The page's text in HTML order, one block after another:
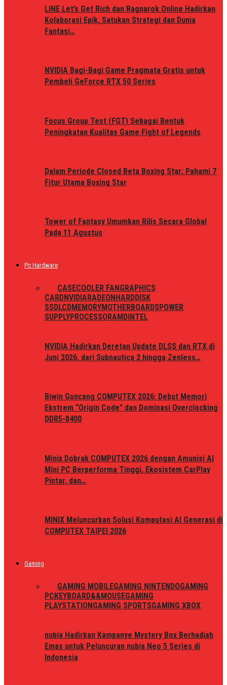
LINE Let’s Get Rich dan Ragnarok Online Hadirkan
Kolaborasi Epik, Satukan Strategi dan Dunia
Fantasi…
NVIDIA Bagi-Bagi Game Pragmata Gratis untuk
Pembeli GeForce RTX 50 Series
Focus Group Test (FGT) Sebagai Bentuk
Peningkatan Kualitas Game Fight of Legends
Dalam Periode Closed Beta Boxing Star: Pahami 7
Fitur Utama Boxing Star
Tower of Fantasy Umumkan Rilis Secara Global
Pada 11 Agustus
Pc Hardware
CASECOOLER FAN GRAPHICS
CARDNVIDIARADEON HARDDISK
SSDLCDMEMORYMOTHERBOARDSPOWER
SUPPLYPROCESSORAMD INTEL
NVIDIA Hadirkan Deretan Update DLSS dan RTX di
Juni 2026, dari Subnautica 2 hingga Zenless…
Biwin Guncang COMPUTEX 2026: Debut Memori
Ekstrem “Origin Code” dan Dominasi Overclocking
DDR5-8400
Minix Dobrak COMPUTEX 2026 dengan Amunisi AI
Mini PC Berperforma Tinggi, Ekosistem CarPlay
Pintar, dan…
MINIX Meluncurkan Solusi Komputasi AI Generasi di
COMPUTEX TAIPEI 2026
Gaming
GAMING MOBILEGAMING NINTENDOGAMING
PCKEYBOARD&&MOUSEGAMING
PLAYSTATIONGAMING SPORTSGAMING XBOX
nubia Hadirkan Kampanye Mystery Box Berhadiah
Emas untuk Peluncuran nubia Neo 5 Series di
Indonesia